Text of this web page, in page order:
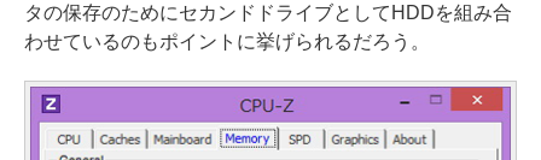
タの保存のためにセカンドドライブとしてHDDを組み合
わせているのもポイントに挙げられるだろう。